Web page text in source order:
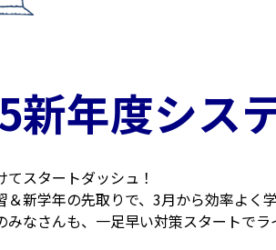
新年度シス
てスタートダッシュ！
＆新学年の先取りで、3月から効率よく
みなさんも、一足早い対策スタートでラ